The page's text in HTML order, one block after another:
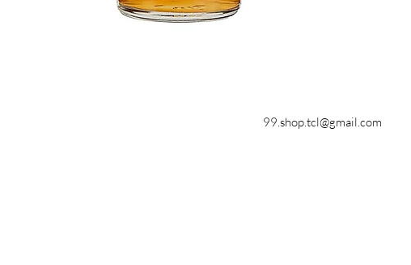
99.shop.tcl@gmail.com